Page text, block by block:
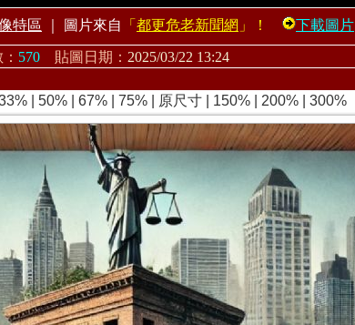
特區 圖片來自 「 都更危老新聞網 」！ 下載圖片
570 貼圖日期： 2025/03/22 13:24
50% 67% 75% 原尺寸 150% 200% 300%